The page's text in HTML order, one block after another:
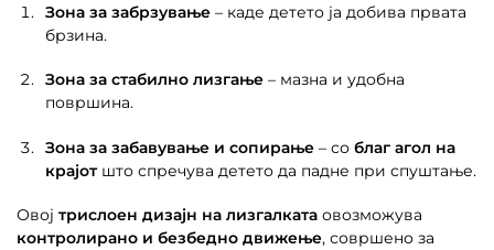
Зона за забрзување – каде детето ја добива првата
брзина.
Зона за стабилно лизгање – мазна и удобна
површина.
Зона за забавување и сопирање – со благ агол на
крајотшто спречува детето да падне при спуштање.
Овој трислоен дизајн на лизгалката овозможува
контролирано и безбедно движење, совршено за